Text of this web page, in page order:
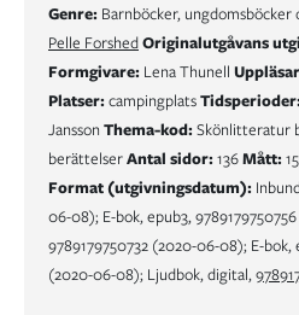
Genre: Barnböcker, ungdomsböcker
Pelle ForshedOriginalutgåvans
Formgivare: Lena Thunell
Platser: campingplatsTidsperioder:
Jansson Thema-kod: Skönlitteratur
berättelserAntal sidor: 136Mått:
Format (utgivningsdatum):
06-08); E-bok, epub3,
9789179750732 (2020-06-08); E-bok,
(2020-06-08); Ljudbok, digital,